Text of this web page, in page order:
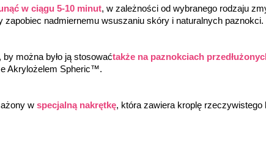
w ciągu 5-10 minut, w zależności od wybranego rodzaju
nadmiernemu wsuszaniu skóry i naturalnych paznokci.
można było ją stosowaćtakże na paznokciach
Akrylożelem Spheric™.
w specjalną nakrętkę, która zawiera kroplę rzeczywistego